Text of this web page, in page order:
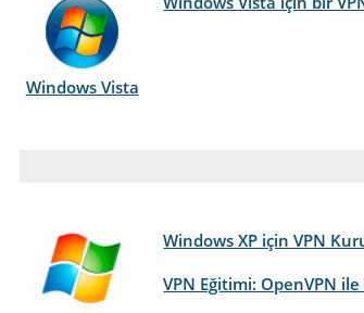
Windows Vista
Windows XP için VPN
VPN Eğitimi: OpenVPN